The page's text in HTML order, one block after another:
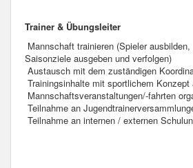
Trainer & Übungsleiter
Mannschaft trainieren (Spieler
Saisonziele ausgeben und verfolgen)
Austausch mit dem zuständigen
Trainingsinhalte mit sportlichem Konzept
Mannschaftsveranstaltungen/-fahrten
Teilnahme an
Teilnahme an internen / externen